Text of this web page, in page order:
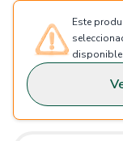
Este